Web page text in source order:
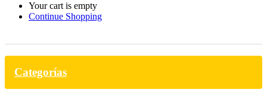
Your cart is empty
Continue Shopping
Categorías